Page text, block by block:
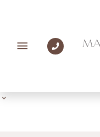
PANNY